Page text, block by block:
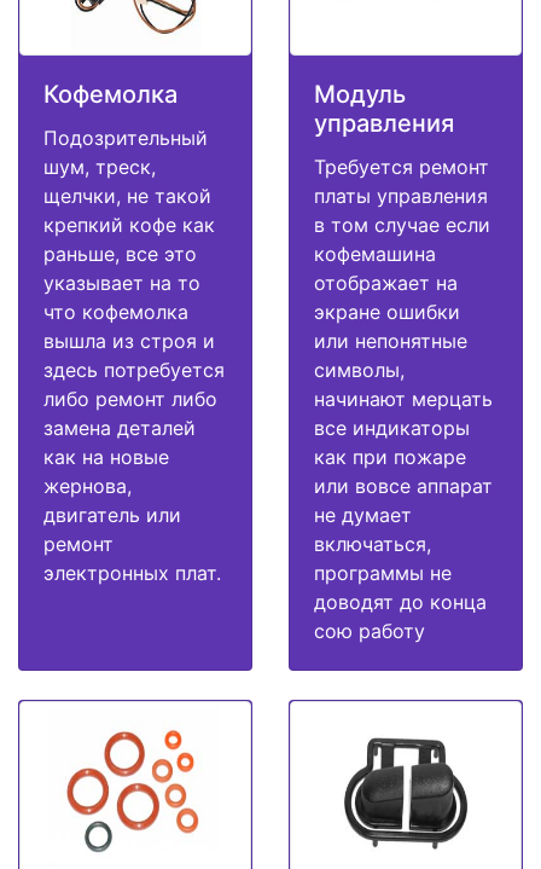
Кофемолка
Подозрительный
шум, треск,
щелчки, не такой
крепкий кофе как
раньше, все это
указывает на то
что кофемолка
вышла из строя и
здесь потребуется
либо ремонт либо
замена деталей
как на новые
жернова,
двигатель или
ремонт
электронных плат.
Модуль
управления
Требуется ремонт
платы управления
в том случае если
кофемашина
отображает на
экране ошибки
или непонятные
символы,
начинают мерцать
все индикаторы
как при пожаре
или вовсе аппарат
не думает
включаться,
программы не
доводят до конца
сою работу